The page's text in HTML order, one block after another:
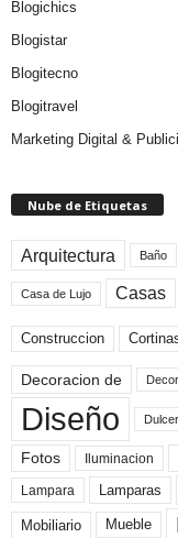
Blogichics
Blogistar
Blogitecno
Blogitravel
Marketing Digital &
Nube de Etiquetas
Arquitectura Baño
Casa de Lujo Casas
Construccion
Decoracion de
Diseño
Fotos Iluminacion
Lampara Lamparas
Mobiliario Mueble